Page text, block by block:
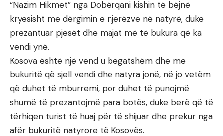
“Nazim Hikmet” nga Dobërqani kishin të bëjnë
kryesisht me dërgimin e njerëzve në natyrë, duke
prezantuar pjesët dhe majat më të bukura që ka
vendi ynë.
Kosova është një vend u begatshëm dhe me
bukuritë që sjell vendi dhe natyra jonë, në jo vetëm
që duhet të mburremi, por duhet të punojmë
shumë të prezantojmë para botës, duke berë që të
tërhiqen turist të huaj për të shijuar dhe prekur nga
afër bukuritë natyrore të Kosovës.